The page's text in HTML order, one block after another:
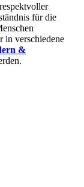
für die
in verschiedene
&